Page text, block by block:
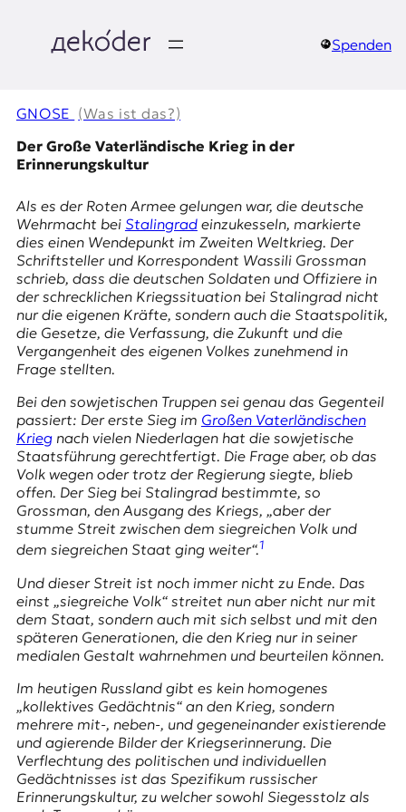
springen
e
k
d
e
r
|
D
E
K
O
D
E
R
W
s
e
n
J
o
u
Spenden
GNOSE (Was ist das?)
Der Große Vaterländische Krieg in der
Erinnerungskultur
Als es der Roten Armee gelungen war, die deutsche
Wehrmacht bei Stalingradeinzukesseln, markierte
dies einen Wendepunkt im Zweiten Weltkrieg. Der
Schriftsteller und Korrespondent Wassili Grossman
schrieb, dass die deutschen Soldaten und Offiziere in
der schrecklichen Kriegssituation bei Stalingrad nicht
nur die eigenen Kräfte, sondern auch die Staatspolitik,
die Gesetze, die Verfassung, die Zukunft und die
Vergangenheit des eigenen Volkes zunehmend in
Frage stellten.
Bei den sowjetischen Truppen sei genau das Gegenteil
passiert: Der erste Sieg im Großen Vaterländischen
Kriegnach vielen Niederlagen hat die sowjetische
Staatsführung gerechtfertigt. Die Frage aber, ob das
Volk wegen oder trotz der Regierung siegte, blieb
offen. Der Sieg bei Stalingrad bestimmte, so
Grossman, den Ausgang des Kriegs, „aber der
stumme Streit zwischen dem siegreichen Volk und
dem siegreichen Staat ging weiter“.1
Und dieser Streit ist noch immer nicht zu Ende. Das
einst „siegreiche Volk“ streitet nun aber nicht nur mit
dem Staat, sondern auch mit sich selbst und mit den
späteren Generationen, die den Krieg nur in seiner
medialen Gestalt wahrnehmen und beurteilen können.
Im heutigen Russland gibt es kein homogenes
„kollektives Gedächtnis“ an den Krieg, sondern
mehrere mit-, neben-, und gegeneinander existierende
und agierende Bilder der Kriegserinnerung. Die
Verflechtung des politischen und individuellen
Gedächtnisses ist das Spezifikum russischer
Erinnerungskultur, zu welcher sowohl Siegesstolz als